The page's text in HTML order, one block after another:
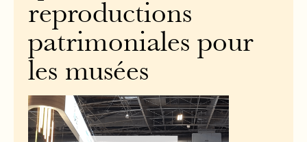
reproductions
patrimoniales pour
les musées